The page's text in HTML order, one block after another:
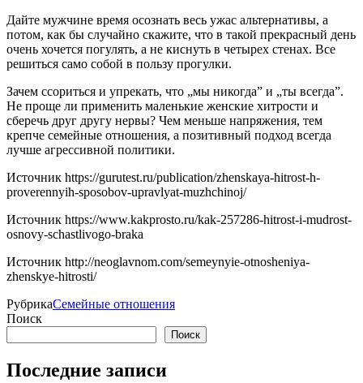
Дайте мужчине время осознать весь ужас альтернативы, а
потом, как бы случайно скажите, что в такой прекрасный день
очень хочется погулять, а не киснуть в четырех стенах. Все
решиться само собой в пользу прогулки.
Зачем ссориться и упрекать, что „мы никогда” и „ты всегда”.
Не проще ли применить маленькие женские хитрости и
сберечь друг другу нервы? Чем меньше напряжения, тем
крепче семейные отношения, а позитивный подход всегда
лучше агрессивной политики.
Источник https://gurutest.ru/publication/zhenskaya-hitrost-h-
proverennyih-sposobov-upravlyat-muzhchinoj/
Источник https://www.kakprosto.ru/kak-257286-hitrost-i-mudrost-
osnovy-schastlivogo-braka
Источник http://neoglavnom.com/semeynyie-otnosheniya-
zhenskye-hitrosti/
РубрикаСемейные отношения
Поиск
Поиск
Последние записи